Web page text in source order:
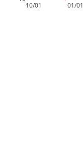
10/01 01/01